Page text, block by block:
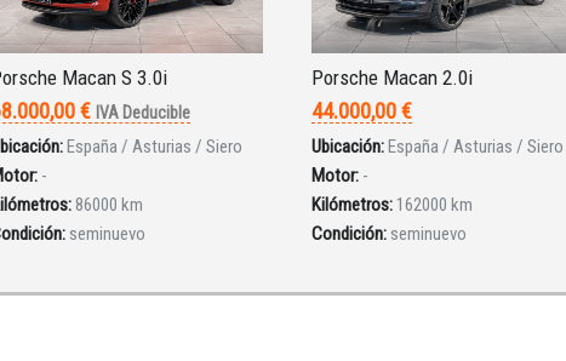
Macan S 3.0i
€ IVA Deducible
España / Asturias / Siero
-
86000 km
seminuevo
Porsche Macan 2.0i
44.000,00 €
Ubicación: España / Asturias / Siero
Motor: -
Kilómetros: 162000 km
Condición: seminuevo